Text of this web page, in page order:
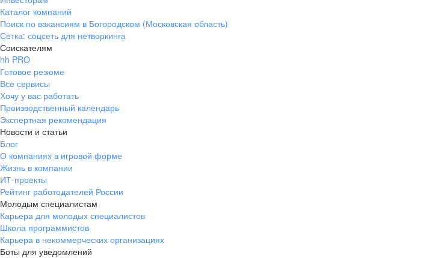
Каталог компаний
Поиск по вакансиям в Богородском (Московская область)
Сетка: соцсеть для нетворкинга
Соискателям
hh PRO
Готовое резюме
Все сервисы
Хочу у вас работать
Производственный календарь
Экспертная рекомендация
Новости и статьи
Блог
О компаниях в игровой форме
Жизнь в компании
ИТ-проекты
Рейтинг работодателей России
Молодым специалистам
Карьера для молодых специалистов
Школа программистов
Карьера в некоммерческих организациях
Боты для уведомлений